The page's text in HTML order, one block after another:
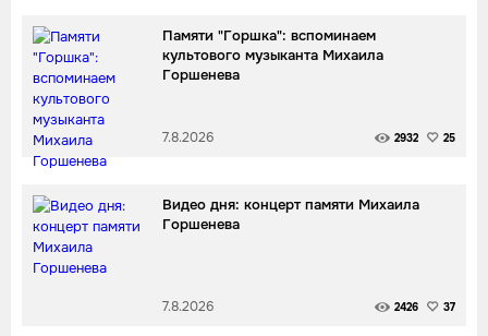
Памяти "Горшка": вспоминаем
культового музыканта Михаила
Горшенева
7.8.2026 2932 25
Видео дня: концерт памяти Михаила
Горшенева
7.8.2026 2426 37